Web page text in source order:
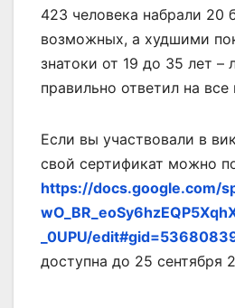
423 человека набрали 20
возможных, а худшими
знатоки от 19 до 35 лет –
правильно ответил на
Если вы участвовали в
свой сертификат можно
https://docs.google.com/
_0UPU/
доступна до 25 сентября